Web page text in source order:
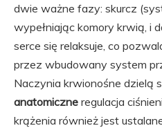
dwie ważne fazy: skurcz
wypełniając komory krwią, i
serce się relaksuje, co
przez wbudowany system
Naczynia krwionośne dzielą
anatomiczne regulacja
krążenia również jest